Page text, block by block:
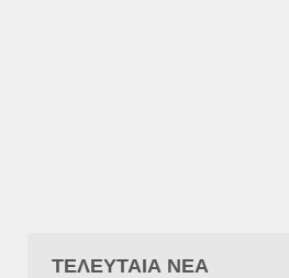
ΤΕΛΕΥΤΑΙΑ ΝΕΑ